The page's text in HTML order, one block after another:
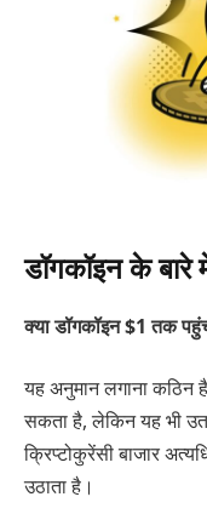
डॉगकॉइन के
क्या डॉगकॉइन $1 तक
यह अनुमान लगाना कठिन
सकता है, लेकिन यह भी
क्रिप्टोकुरेंसी बाजार
उठाता है।